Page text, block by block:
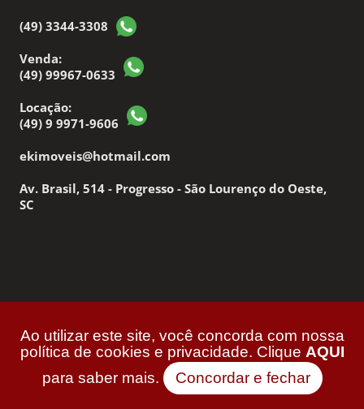
Ao utilizar este site, você concorda com nossa
política de cookies e privacidade. Clique AQUI
para saber mais.
Concordar e fechar
(49) 3344-3308
Venda:
(49) 99967-0633
Locação:
(49) 9 9971-9606
ekimoveis@hotmail.com
Av. Brasil, 514 - Progresso - São Lourenço do Oeste,
SC
Elcio Klaus Negócios Imobiliários 2026 | CRECI: 7.754j
| Desenvolvido por Imonov & Si9sistemas